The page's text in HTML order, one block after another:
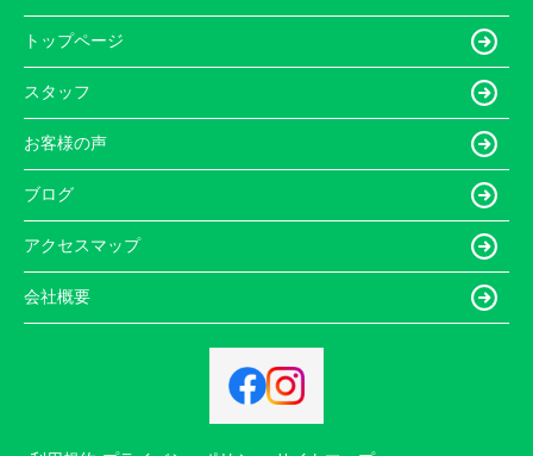
トップページ
スタッフ
お客様の声
ブログ
アクセスマップ
会社概要